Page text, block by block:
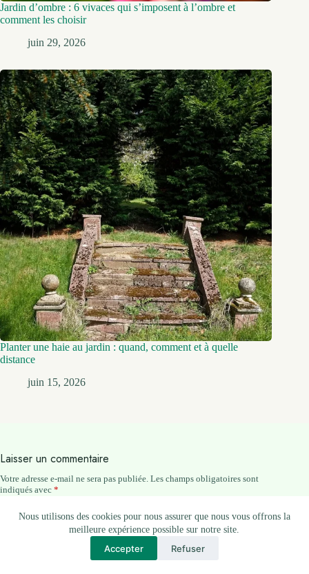
Nous utilisons des cookies pour nous assurer que nous vous offrons la
meilleure expérience possible sur notre site.
Accepter Refuser
Jardin d’ombre : 6 vivaces qui s’imposent à l’ombre et
comment les choisir
juin 29, 2026
Planter une haie au jardin : quand, comment et à quelle
distance
juin 15, 2026
Laisser un commentaire
Votre adresse e-mail ne sera pas publiée. Les champs obligatoires sont
indiqués avec *